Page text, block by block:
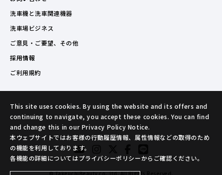
洗車機と洗車関連機器
洗車場ビジネス
ご意見・ご要望、その他
採用情報
ご利用規約
© TakeuchiBeauty co.,ltd. All Rights Reserved.
This site uses cookies. By using the website and its offers and
continuing to navigate, you accept these cookies. You can find
and change this in our Privacy Policy Notice.
本ウェブサイトではお客様の行動履歴情報、属性情報などの取得のため
の機能を利用しております。
各機能の詳細についてはプライバシーポリシーからご確認ください。